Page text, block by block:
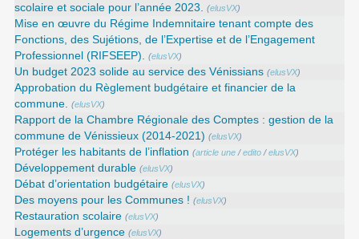
scolaire et sociale pour l’année 2023.
(elusVX)
Mise en œuvre du Régime Indemnitaire tenant compte des
Fonctions, des Sujétions, de l’Expertise et de l’Engagement
Professionnel (RIFSEEP).
(elusVX)
Un budget 2023 solide au service des Vénissians (elusVX)
Approbation du Règlement budgétaire et financier de la
commune.
(elusVX)
Rapport de la Chambre Régionale des Comptes : gestion de la
commune de Vénissieux (2014-2021) (elusVX)
Protéger les habitants de l’inflation (article une /edito /elusVX)
Développement durable (elusVX)
Débat d’orientation budgétaire (elusVX)
Des moyens pour les Communes ! (elusVX)
Restauration scolaire (elusVX)
Logements d’urgence (elusVX)